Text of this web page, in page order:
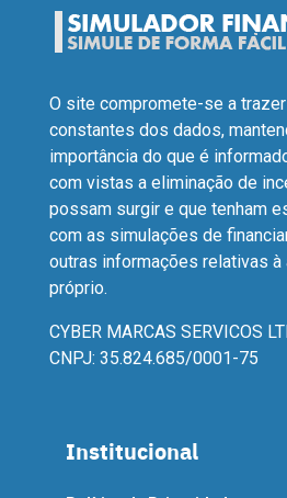
O site compromete-se a
constantes dos dados,
importância do que é
com vistas a eliminação de
possam surgir e que tenham
com as simulações de
outras informações relativas
próprio.
CYBER MARCAS SERVICOS
CNPJ: 35.824.685/0001-75
Institucional